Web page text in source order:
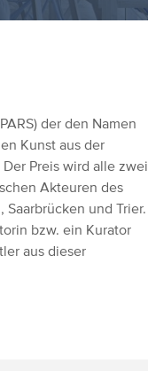
der den Namen
Kunst aus der
Preis wird alle zwei
Akteuren des
und Trier.
bzw. ein Kurator
aus dieser